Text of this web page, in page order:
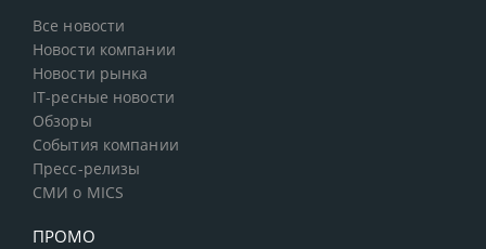
Все новости
Новости компании
Новости рынка
IT-ресные новости
Обзоры
События компании
Пресс-релизы
СМИ о MICS
ПРОМО